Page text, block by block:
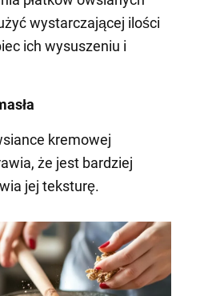
wystarczającej ilości
ich wysuszeniu i
kremowej
że jest bardziej
jej teksturę.